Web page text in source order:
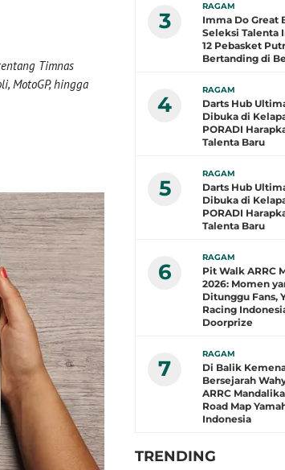
Timnas
MotoGP, hingga
3
RAGAM
Imma Do Great
Seleksi Talenta
12 Pebasket
Bertanding di
4
RAGAM
Darts Hub
Dibuka di
PORADI
Talenta Baru
5
RAGAM
Darts Hub
Dibuka di
PORADI
Talenta Baru
6
RAGAM
Pit Walk ARRC
2026: Momen
Ditunggu Fans,
Racing
Doorprize
7
RAGAM
Di Balik
Bersejarah
ARRC
Road Map
Indonesia
TRENDING